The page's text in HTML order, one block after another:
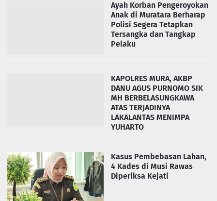
Ayah Korban Pengeroyokan
Anak di Muratara Berharap
Polisi Segera Tetapkan
Tersangka dan Tangkap
Pelaku
KAPOLRES MURA, AKBP
DANU AGUS PURNOMO SIK
MH BERBELASUNGKAWA
ATAS TERJADINYA
LAKALANTAS MENIMPA
YUHARTO
Kasus Pembebasan Lahan,
4 Kades di Musi Rawas
Diperiksa Kejati